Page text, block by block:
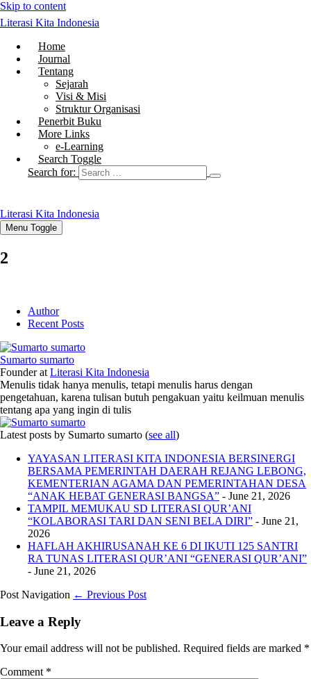
Skip to content
Literasi Kita Indonesia
Home
Journal
Tentang
Sejarah
Visi & Misi
Struktur Organisasi
Penerbit Buku
More Links
e-Learning
Search Toggle
Search for:
Literasi Kita Indonesia
Menu Toggle
2
Author
Recent Posts
Sumarto sumarto
Founderat Literasi Kita Indonesia
Menulis tidak hanya menulis, tetapi menulis harus dengan
pengetahuan, karena tulisan butuh pengakuan yaitu keilmuan menulis
tentang apa yang ingin di tulis
Latest posts by Sumarto sumarto (see all)
YAYASAN LITERASI KITA INDONESIA BERSINERGI
BERSAMA PEMERINTAH DAERAH REJANG LEBONG,
KEMENTERIAN AGAMA DAN PEMERINTAHAN DESA
“ANAK HEBAT GENERASI BANGSA” - June 21, 2026
TAMPIL MEMUKAU SD LITERASI QUR’ANI
“KOLABORASI TARI DAN SENI BELA DIRI” - June 21,
2026
HAFLAH AKHIRUSANAH KE 6 DI IKUTI 125 SANTRI
RA TUNAS LITERASI QUR’ANI “GENERASI QUR’ANI”
- June 21, 2026
Post Navigation ← Previous Post
Leave a Reply
Your email address will not be published. Required fields are marked *
Comment *